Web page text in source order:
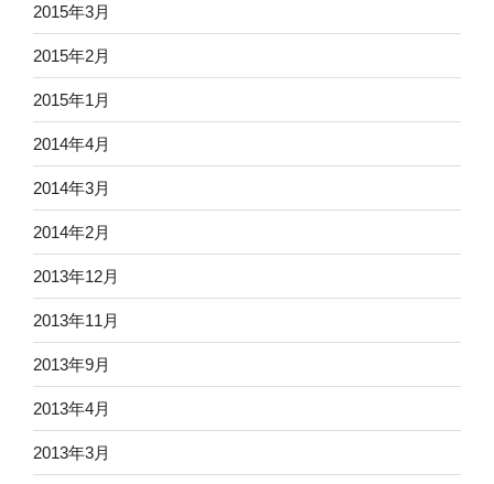
2015年3月
2015年2月
2015年1月
2014年4月
2014年3月
2014年2月
2013年12月
2013年11月
2013年9月
2013年4月
2013年3月